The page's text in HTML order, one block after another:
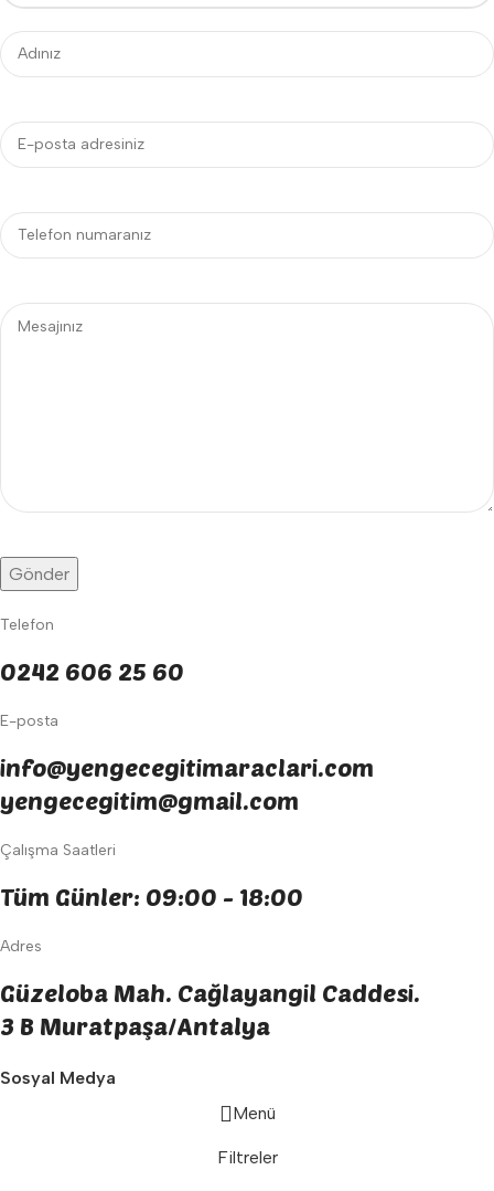
Telefon
0242 606 25 60
E-posta
info@yengecegitimaraclari.com
yengecegitim@gmail.com
Çalışma Saatleri
Tüm Günler: 09:00 - 18:00
Adres
Güzeloba Mah. Cağlayangil Caddesi.
3 B Muratpaşa/Antalya
Sosyal Medya
Menü
Filtreler